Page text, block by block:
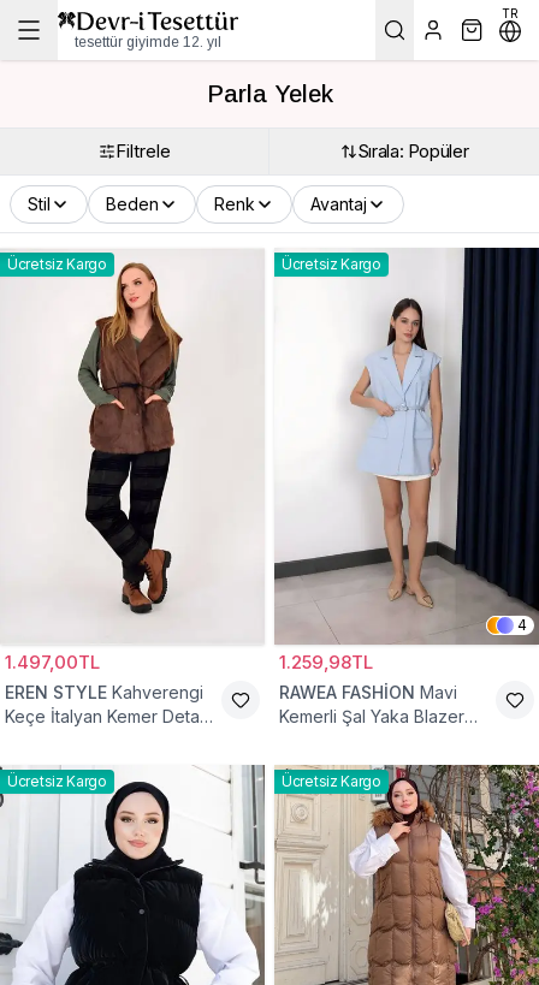
tesettür giyimde 12. yıl
TR
Parla Yelek
Filtrele Sırala: Popüler
Stil Beden Renk Avantaj
Ücretsiz Kargo
1.497,00TL
EREN STYLE Kahverengi
Keçe İtalyan Kemer Detaylı
Ücretsiz Kargo
4
1.259,98TL
RAWEA FASHİON Mavi
Kemerli Şal Yaka Blazer
Ücretsiz Kargo Ücretsiz Kargo